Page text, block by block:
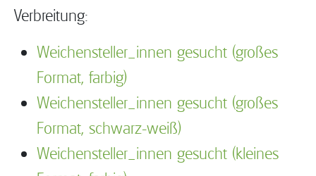
Verbreitung:
Weichensteller_innen gesucht (großes
Format, farbig)
Weichensteller_innen gesucht (großes
Format, schwarz-weiß)
Weichensteller_innen gesucht (kleines